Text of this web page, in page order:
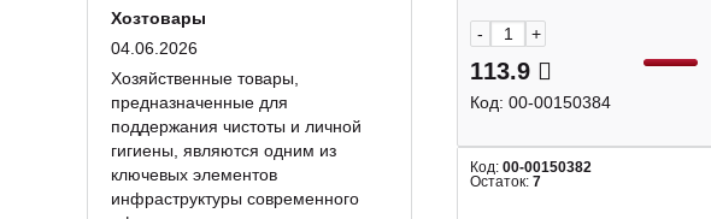
Хозтовары
04.06.2026
Хозяйственные товары,
предназначенные для
поддержания чистоты и личной
гигиены, являются одним из
ключевых элементов
инфраструктуры современного
- +
113.9
Код: 00-00150384
Код: 00-00150382
Остаток: 7